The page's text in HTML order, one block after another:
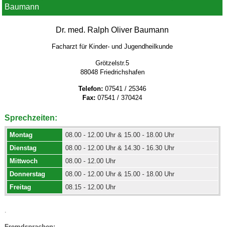
Baumann
Dr. med. Ralph Oliver Baumann
Facharzt für Kinder- und Jugendheilkunde
Grötzelstr.5
88048 Friedrichshafen
Telefon: 07541 / 25346
Fax: 07541 / 370424
Sprechzeiten:
Montag
08.00 - 12.00 Uhr & 15.00 - 18.00 Uhr
Dienstag
08.00 - 12.00 Uhr & 14.30 - 16.30 Uhr
Mittwoch
08.00 - 12.00 Uhr
Donnerstag
08.00 - 12.00 Uhr & 15.00 - 18.00 Uhr
Freitag
08.15 - 12.00 Uhr